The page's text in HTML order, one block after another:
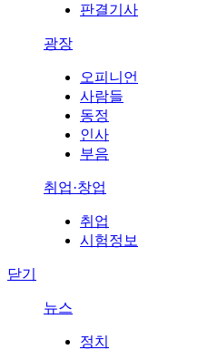
판결기사
광장
오피니언
사람들
동정
인사
부음
취업·창업
취업
시험정보
닫기
뉴스
정치